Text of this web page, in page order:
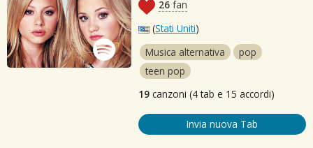
26 fan
(Stati Uniti)
Musica alternativa
pop
teen pop
19 canzoni (4 tab e 15 accordi)
Invia nuova Tab